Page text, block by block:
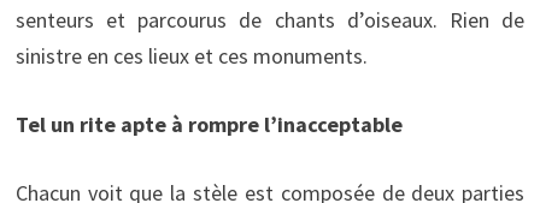
senteurs et parcourus de chants d’oiseaux. Rien de
sinistre en ces lieux et ces monuments.
Tel un rite apte à rompre l’inacceptable
Chacun voit que la stèle est composée de deux parties